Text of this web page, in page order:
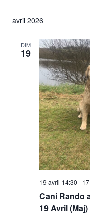
avril 2026
DIM
19
Cani Rando
19 Avril (Maj)
19 avril-14:30 -